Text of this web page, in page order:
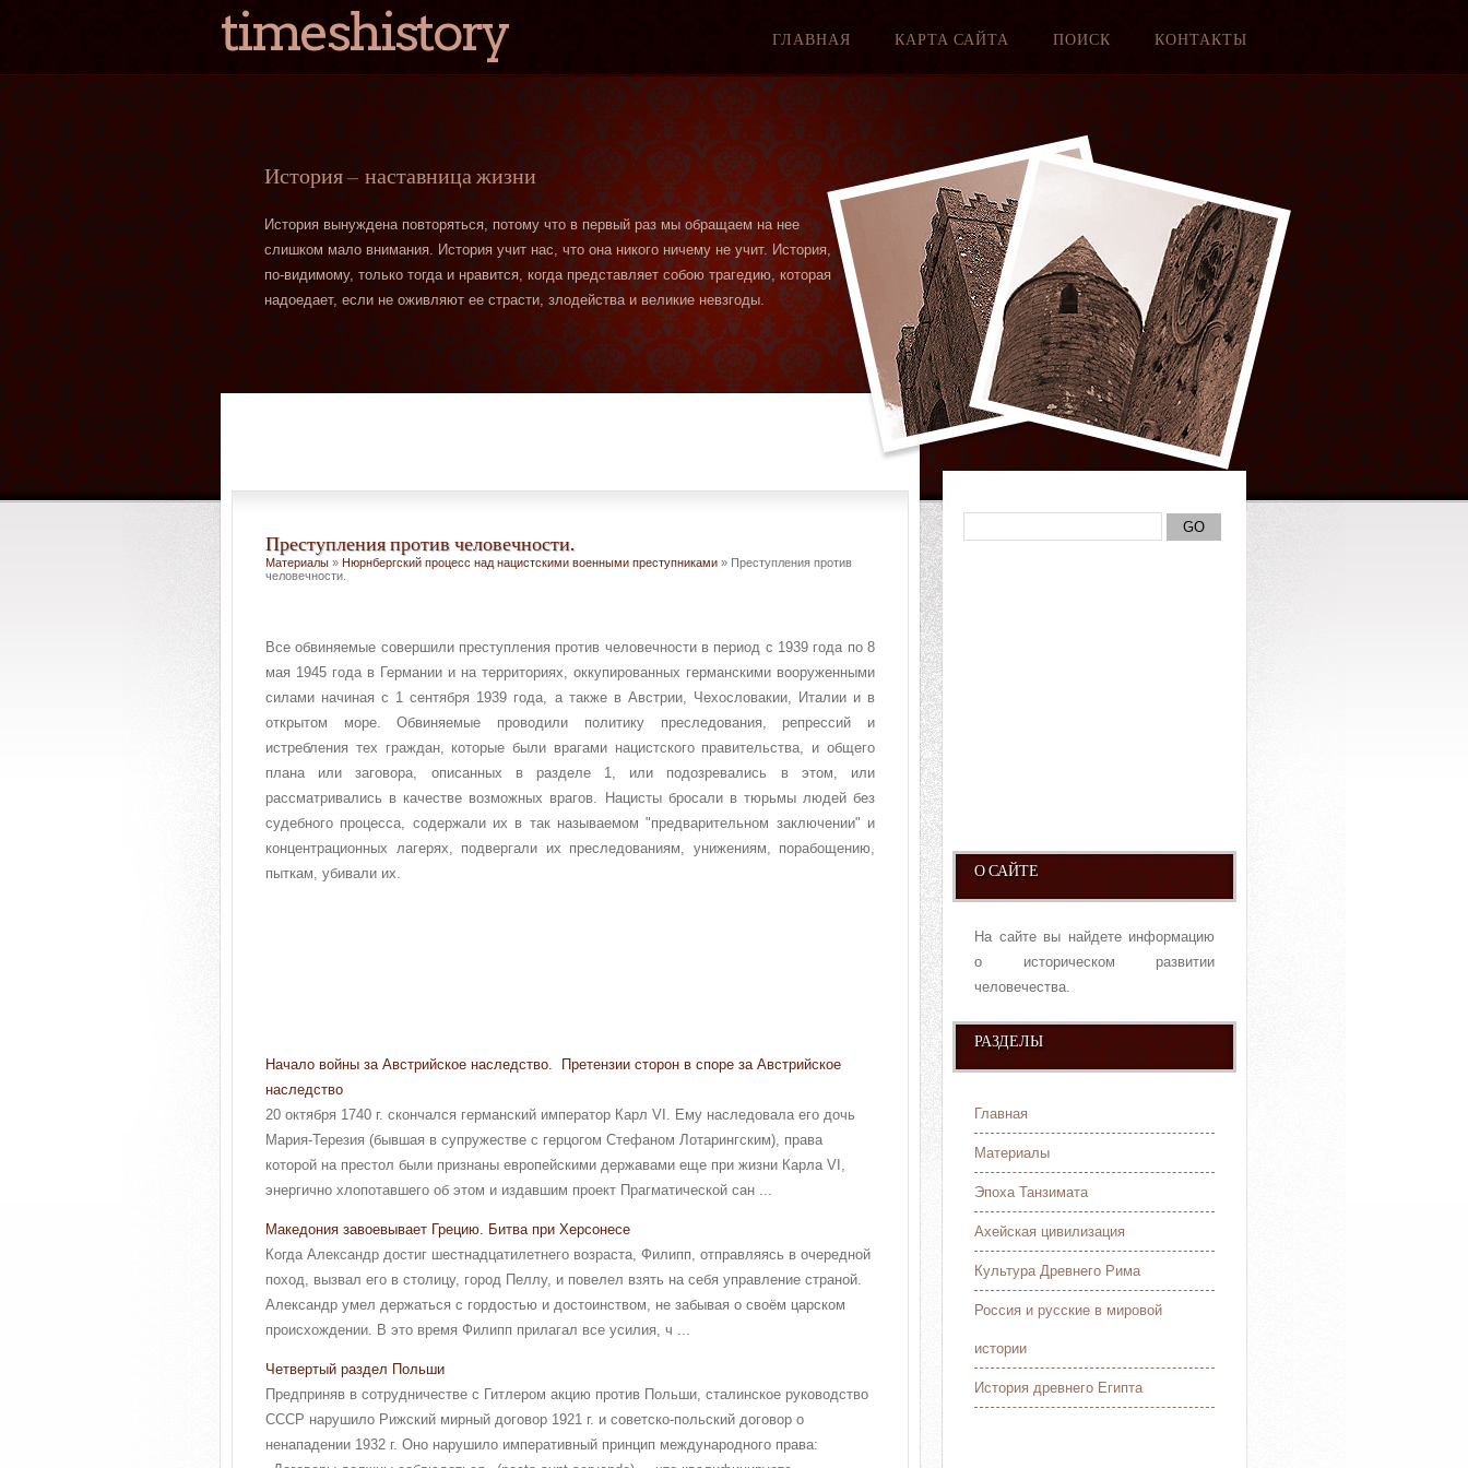
timeshistory ГЛАВНАЯ КАРТА САЙТА ПОИСК КОНТАКТЫ
История — наставница жизни
История вынуждена повторяться, потому что в первый раз мы обращаем на нее
слишком мало внимания. История учит нас, что она никого ничему не учит. История,
по-видимому, только тогда и нравится, когда представляет собою трагедию, которая
надоедает, если не оживляют ее страсти, злодейства и великие невзгоды.
Преступления против человечности.
Материалы » Нюрнбергский процесс над нацистскими военными преступниками » Преступления против
человечности.
Все обвиняемые совершили преступления против человечности в период с 1939 года по 8
мая 1945 года в Германии и на территориях, оккупированных германскими вооруженными
силами начиная с 1 сентября 1939 года, а также в Австрии, Чехословакии, Италии и в
открытом море. Обвиняемые проводили политику преследования, репрессий и
истребления тех граждан, которые были врагами нацистского правительства, и общего
плана или заговора, описанных в разделе 1, или подозревались в этом, или
рассматривались в качестве возможных врагов. Нацисты бросали в тюрьмы людей без
судебного процесса, содержали их в так называемом "предварительном заключении" и
концентрационных лагерях, подвергали их преследованиям, унижениям, порабощению,
пыткам, убивали их.
Начало войны за Австрийское наследство. Претензии сторон в споре за Австрийское
наследство
20 октября 1740 г. скончался германский император Карл VI. Ему наследовала его дочь
Мария-Терезия (бывшая в супружестве с герцогом Стефаном Лотарингским), права
которой на престол были признаны европейскими державами еще при жизни Карла VI,
энергично хлопотавшего об этом и издавшим проект Прагматической сан ...
Македония завоевывает Грецию. Битва при Херсонесе
Когда Александр достиг шестнадцатилетнего возраста, Филипп, отправляясь в очередной
поход, вызвал его в столицу, город Пеллу, и повелел взять на себя управление страной.
Александр умел держаться с гордостью и достоинством, не забывая о своём царском
происхождении. В это время Филипп прилагал все усилия, ч ...
Четвертый раздел Польши
Предприняв в сотрудничестве с Гитлером акцию против Польши, сталинское руководство
СССР нарушило Рижский мирный договор 1921 г. и советско-польский договор о
ненападении 1932 г. Оно нарушило императивный принцип международного права:
О САЙТЕ
На сайте вы найдете информацию
о историческом развитии
человечества.
РАЗДЕЛЫ
Главная
Материалы
Эпоха Танзимата
Ахейская цивилизация
Культура Древнего Рима
Россия и русские в мировой
истории
История древнего Египта